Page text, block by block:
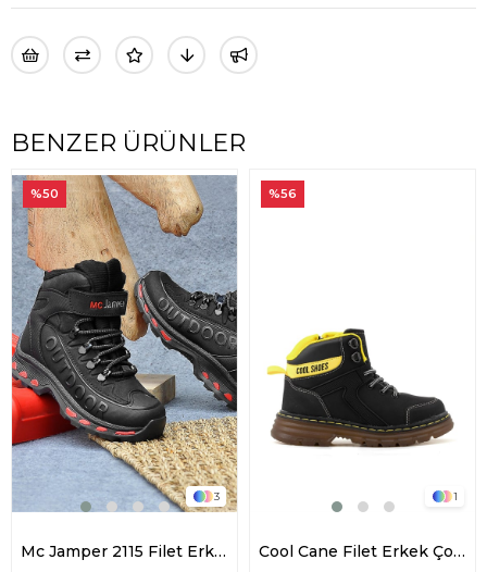
BENZER ÜRÜNLER
3
Mc Jamper 2115 Filet Erkek Çocuk Outdoor Bot Siyah - Kırmızı
%50
1
Cool Cane Filet Erkek Çocuk Outdoor Bot Siyah
%56